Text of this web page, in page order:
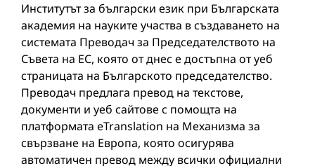
Институтът за български език при Българската
академия на науките участва в създаването на
системата Преводач за Председателството на
Съвета на ЕС, която от днес е достъпна от уеб
страницата на Българското председателство.
Преводач предлага превод на текстове,
документи и уеб сайтове с помощта на
платформата eTranslation на Механизма за
свързване на Европа, която осигурява
автоматичен превод между всички официални